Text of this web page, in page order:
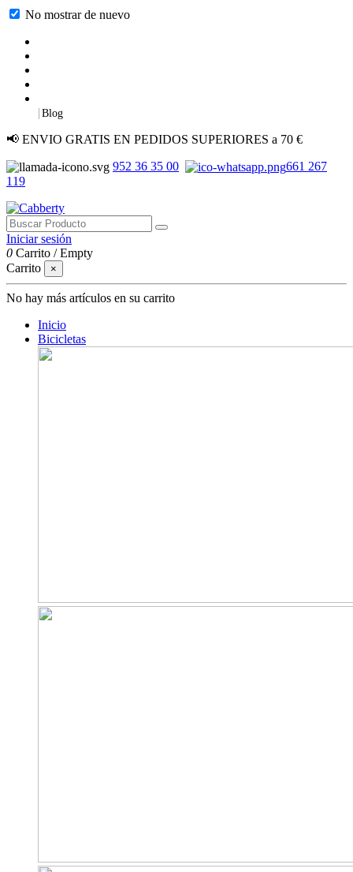
No mostrar de nuevo
|Blog
📢 ENVIO GRATIS EN PEDIDOS SUPERIORES a 70 €
952 36 35 00
661 267
119
Iniciar sesión
0 Carrito /Empty
Carrito
×
No hay más artículos en su carrito
Inicio
Bicicletas